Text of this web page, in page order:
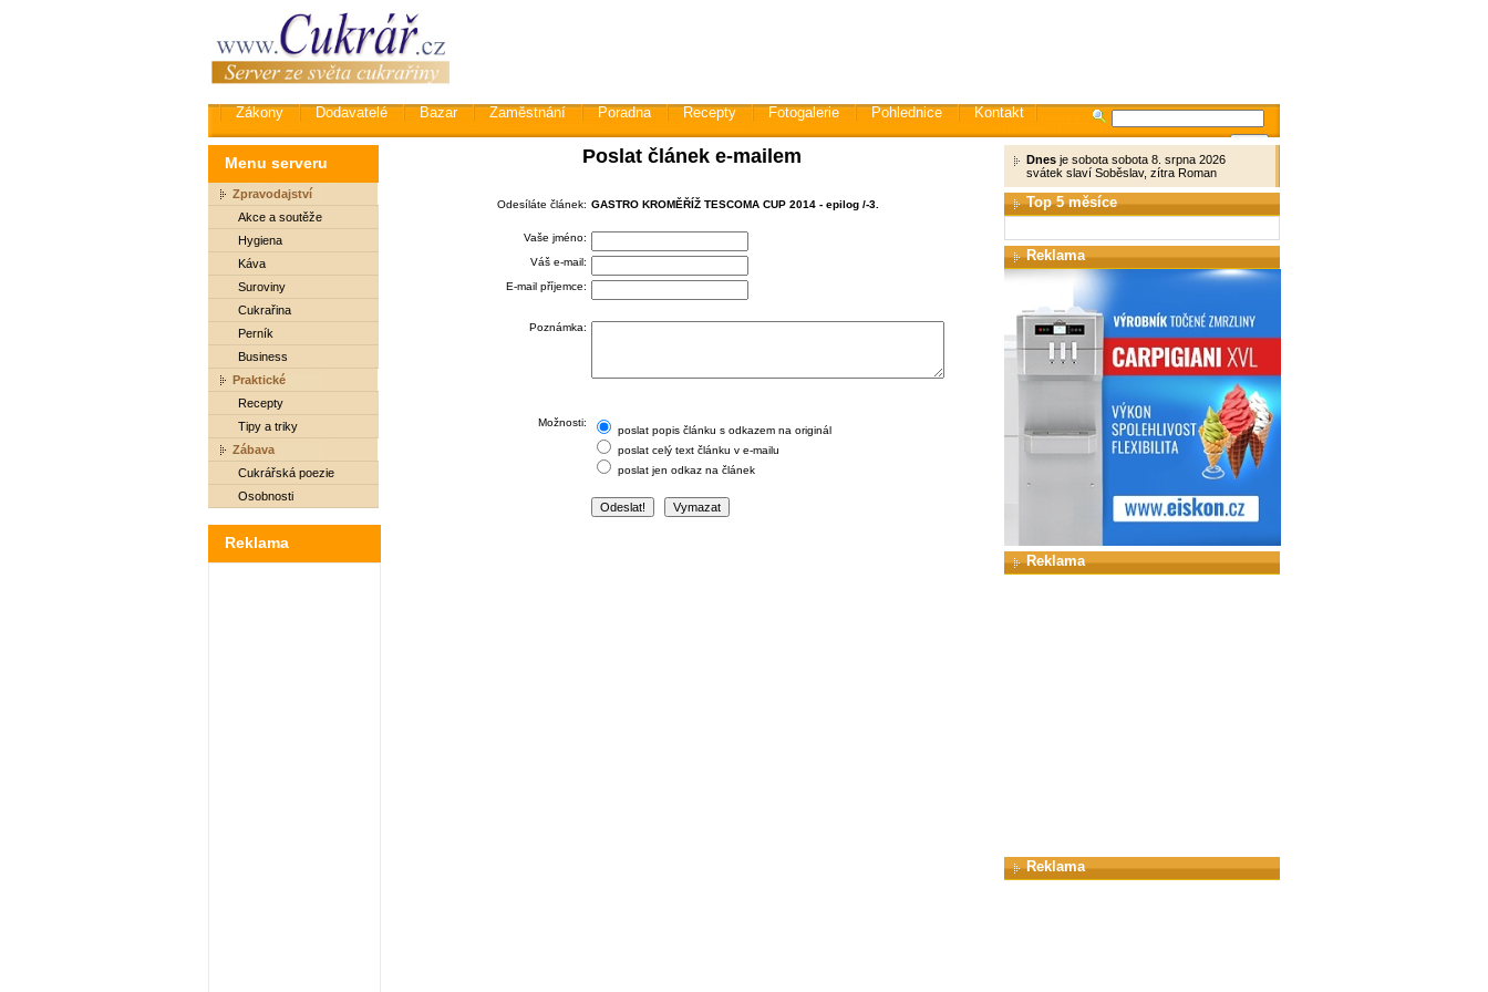
Zákony Dodavatelé Bazar Zaměstnání Poradna Recepty Fotogalerie Pohlednice Kontakt
Menu serveru
Zpravodajství
Akce a soutěže
Hygiena
Káva
Suroviny
Cukrařina
Perník
Business
Praktické
Recepty
Tipy a triky
Zábava
Cukrářská poezie
Osobnosti
Reklama
Poslat článek e-mailem
Odesíláte článek: GASTRO KROMĚŘÍŽ TESCOMA CUP 2014 - epilog /-3.
Vaše jméno:
Váš e-mail:
E-mail příjemce:
Poznámka:
Možnosti:
poslat popis článku s odkazem na originál
poslat celý text článku v e-mailu
poslat jen odkaz na článek
Dnesje sobota sobota 8. srpna 2026
svátek slaví Soběslav, zítra Roman
Top 5 měsíce
Reklama
Reklama
Reklama